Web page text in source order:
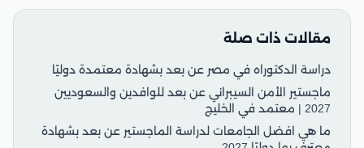
مقالات ذات صلة
دراسة الدكتوراه في مصر عن بعد بشهادة معتمدة دوليًا
ماجستير الأمن السيبراني عن بعد للوافدين والسعوديين
2027 | معتمد في الخليج
ما هي افضل الجامعات لدراسة الماجستير عن بعد بشهادة